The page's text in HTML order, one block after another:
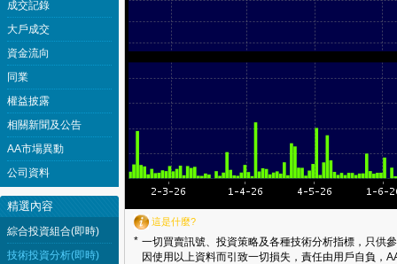
這是什麼?
* 一切買賣訊號、投資策略及各種技術分析指標，只供
因使用以上資料而引致一切損失，責任由用戶自負，
成交記錄
大戶成交
資金流向
同業
權益披露
相關新聞及公告
AA市場異動
公司資料
精選內容
綜合投資組合(即時)
技術投資分析(即時)